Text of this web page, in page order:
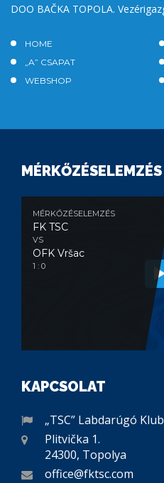
DOO BAČKA TOPOLA.
HOME
„A” CSAPAT
WEBSHOP
MÉRKŐZÉSELEMZÉS
MÉRKŐZÉSELEMZÉS
FK TSC
VS
OFK Vršac
1 : 0
KAPCSOLAT
„TSC” Labdarúgó Klub
Plitvička 1.
24300, Topolya
office@fktsc.com